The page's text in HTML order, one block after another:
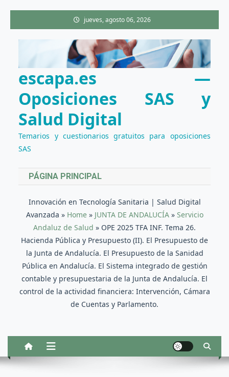
al
contenido
jueves, agosto 06, 2026
escapa.es —
Oposiciones SAS y
Salud Digital
Temarios y cuestionarios gratuitos para oposiciones
SAS
PÁGINA PRINCIPAL
Innovación en Tecnología Sanitaria | Salud Digital
Avanzada » Home » JUNTA DE ANDALUCÍA » Servicio
Andaluz de Salud » OPE 2025 TFA INF. Tema 26.
Hacienda Pública y Presupuesto (II). El Presupuesto de
la Junta de Andalucía. El Presupuesto de la Sanidad
Pública en Andalucía. El Sistema integrado de gestión
contable y presupuestaria de la Junta de Andalucía. El
control de la actividad financiera: Intervención, Cámara
de Cuentas y Parlamento.